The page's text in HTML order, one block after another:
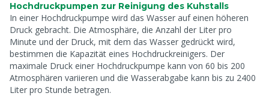
Hochdruckpumpen zur Reinigung des Kuhstalls
In einer Hochdruckpumpe wird das Wasser auf einen höheren
Druck gebracht. Die Atmosphäre, die Anzahl der Liter pro
Minute und der Druck, mit dem das Wasser gedrückt wird,
bestimmen die Kapazität eines Hochdruckreinigers. Der
maximale Druck einer Hochdruckpumpe kann von 60 bis 200
Atmosphären variieren und die Wasserabgabe kann bis zu 2400
Liter pro Stunde betragen.